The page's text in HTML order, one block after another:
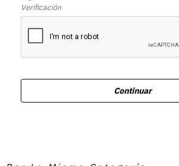
Verificación
Continuar